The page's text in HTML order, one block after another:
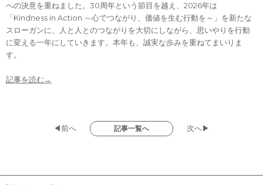
への決意を重ねました。30周年という節目を越え、2026年は
「Kindness in Action ～心でつながり、価値を生む行動を～」を新たな
スローガンに、人と人とのつながりを大切にしながら、思いやりを行動
に変える一年にしていきます。本年も、誠実な歩みを重ねてまいりま
す。
記事を読む→
◀前へ 記事一覧へ 次へ▶